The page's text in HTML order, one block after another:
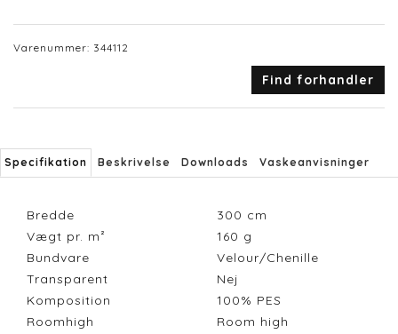
Varenummer: 344112
Find forhandler
Specifikation Beskrivelse Downloads Vaskeanvisninger
Bredde 300 cm
Vægt pr. m²
160 g
Bundvare
Velour/Chenille
Transparent
Nej
Komposition
100% PES
Roomhigh
Room high